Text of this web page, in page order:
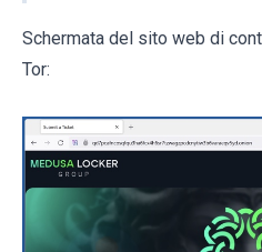
Schermata del sito web di
Tor: